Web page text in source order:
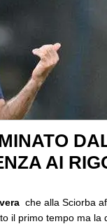
AI
che alla Sciorba
il primo tempo ma la